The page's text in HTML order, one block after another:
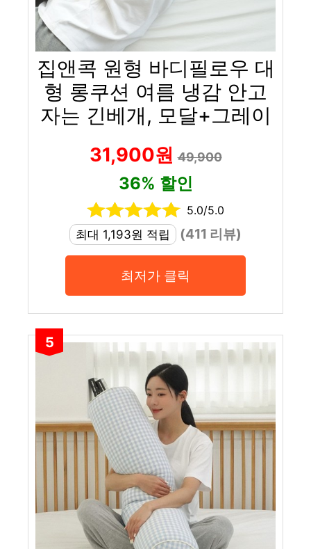
집앤콕 원형 바디필로우 대
형 롱쿠션 여름 냉감 안고
자는 긴베개, 모달+그레이
31,900원49,900
36% 할인
5.0/5.0
최대 1,193원 적립
(411 리뷰)
최저가 클릭
5